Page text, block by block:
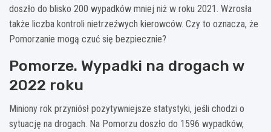
doszło do blisko 200 wypadków mniej niż w roku 2021. Wzrosła
także liczba kontroli nietrzeźwych kierowców. Czy to oznacza, że
Pomorzanie mogą czuć się bezpiecznie?
Pomorze. Wypadki na drogach w
2022 roku
Miniony rok przyniósł pozytywniejsze statystyki, jeśli chodzi o
sytuację na drogach. Na Pomorzu doszło do 1596 wypadków,